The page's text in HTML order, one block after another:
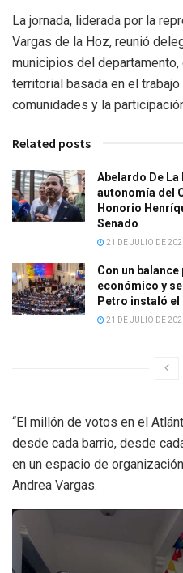
La jornada, liderada por la
Vargas de la Hoz, reunió
municipios del
territorial basada en el
comunidades y la
Related posts
Abelardo De
autonomía del
Honorio
Senado
21 DE JULIO DE
Con un
económico y
Petro instaló el
21 DE JULIO DE
“El millón de votos en el
desde cada barrio, desde
en un espacio de
Andrea Vargas.